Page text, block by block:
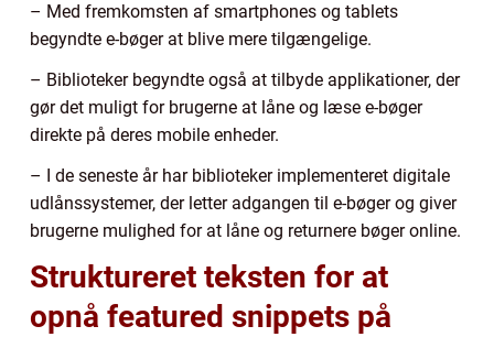
– Med fremkomsten af smartphones og tablets
begyndte e-bøger at blive mere tilgængelige.
– Biblioteker begyndte også at tilbyde applikationer, der
gør det muligt for brugerne at låne og læse e-bøger
direkte på deres mobile enheder.
– I de seneste år har biblioteker implementeret digitale
udlånssystemer, der letter adgangen til e-bøger og giver
brugerne mulighed for at låne og returnere bøger online.
Struktureret teksten for at
opnå featured snippets på